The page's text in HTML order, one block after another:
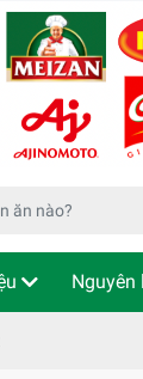
Nguyên
hàng